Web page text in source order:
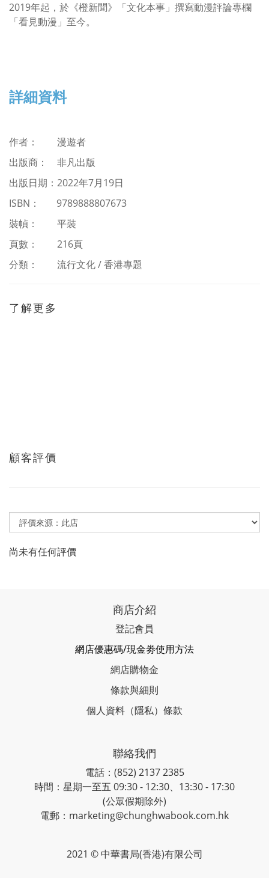
2019年起，於《橙新聞》「文化本事」撰寫動漫評論專欄
「看見動漫」至今。
詳細資料
作者 ： 漫遊者
出版商： 非凡出版
出版日期：2022年7月19日
ISBN ：
9789888807673
裝幀： 平裝
頁數： 216頁
分類：
流行文化 / 香港專題
了解更多
顧客評價
尚未有任何評價
商店介紹
登記會員
網店優惠碼/現金劵使用方法
網店購物金
條款與細則
個人資料（隱私）條款
聯絡我們
電話：(852) 2137 2385
時間：星期一至五 09:30 - 12:30、13:30 - 17:30
(公眾假期除外)
電郵：marketing@chunghwabook.com.hk
2021 © 中華書局(香港)有限公司